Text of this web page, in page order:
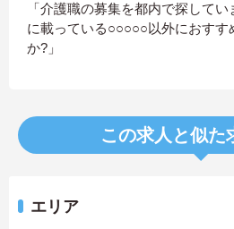
「介護職の募集を都内で探して
に載っている○○○○○以外におすす
か?」
この求人と似た
エリア